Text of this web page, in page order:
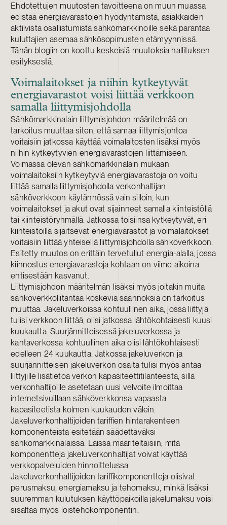
Ehdotettujen muutosten tavoitteena on muun muassa
edistää energiavarastojen hyödyntämistä, asiakkaiden
aktiivista osallistumista sähkömarkkinoille sekä parantaa
kuluttajien asemaa sähkösopimusten etämyynnissä.
Tähän blogiin on koottu keskeisiä muutoksia hallituksen
esityksestä.
Voimalaitokset ja niihin kytkeytyvät
energiavarastot voisi liittää verkkoon
samalla liittymisjohdolla
Sähkömarkkinalain liittymisjohdon määritelmää on
tarkoitus muuttaa siten, että samaa liittymisjohtoa
voitaisiin jatkossa käyttää voimalaitosten lisäksi myös
niihin kytkeytyvien energiavarastojen liittämiseen.
Voimassa olevan sähkömarkkinalain mukaan
voimalaitoksiin kytkeytyviä energiavarastoja on voitu
liittää samalla liittymisjohdolla verkonhaltijan
sähköverkkoon käytännössä vain silloin, kun
voimalaitokset ja akut ovat sijainneet samalla kiinteistöllä
tai kiinteistöryhmällä. Jatkossa toisiinsa kytkeytyvät, eri
kiinteistöillä sijaitsevat energiavarastot ja voimalaitokset
voitaisiin liittää yhteisellä liittymisjohdolla sähköverkkoon.
Esitetty muutos on erittäin tervetullut energia-alalla, jossa
kiinnostus energiavarastoja kohtaan on viime aikoina
entisestään kasvanut.
Liittymisjohdon määritelmän lisäksi myös joitakin muita
sähköverkkoliitäntää koskevia säännöksiä on tarkoitus
muuttaa. Jakeluverkoissa kohtuullinen aika, jossa liittyjä
tulisi verkkoon liittää, olisi jatkossa lähtökohtaisesti kuusi
kuukautta. Suurjännitteisessä jakeluverkossa ja
kantaverkossa kohtuullinen aika olisi lähtökohtaisesti
edelleen 24 kuukautta. Jatkossa jakeluverkon ja
suurjännitteisen jakeluverkon osalta tulisi myös antaa
liittyjille lisätietoa verkon kapasiteettitilanteesta, sillä
verkonhaltijoille asetetaan uusi velvoite ilmoittaa
internetsivuillaan sähköverkkonsa vapaasta
kapasiteetista kolmen kuukauden välein.
Jakeluverkonhaltijoiden tariffien hintarakenteen
komponenteista esitetään säädettäväksi
sähkömarkkinalaissa. Laissa määriteltäisiin, mitä
komponentteja jakeluverkonhaltijat voivat käyttää
verkkopalveluiden hinnoittelussa.
Jakeluverkonhaltijoiden tariffikomponentteja olisivat
perusmaksu, energiamaksu ja tehomaksu, minkä lisäksi
suuremman kulutuksen käyttöpaikoilla jakelumaksu voisi
sisältää myös loistehokomponentin.